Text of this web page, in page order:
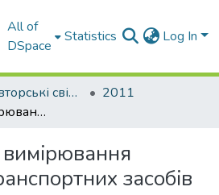
All of
DSpace
Statistics Log In
Патенти та авторські свідоцтва
2011
Пристрiй для вимiрювання параметрiв транспортних засобiв
засобiв